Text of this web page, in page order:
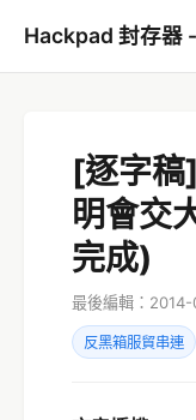
Hackpad 封存器
[逐字稿
明會交
完成)
最後編輯：
反黑箱服貿串連